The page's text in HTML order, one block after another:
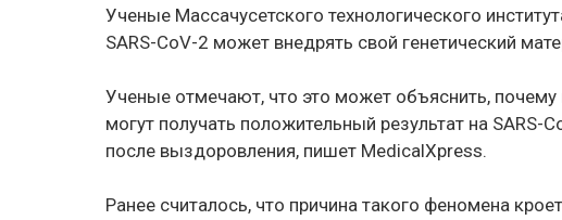
Ученые Массачусетского технологического
SARS-CoV-2 может внедрять свой генетический
Ученые отмечают, что это может объяснить,
могут получать положительный результат на SARS-
после выздоровления, пишет MedicalXpress.
Ранее считалось, что причина такого феномена